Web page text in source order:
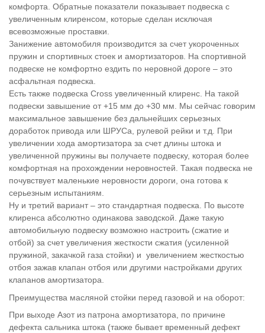
комфорта. Обратные показатели показывает подвеска с
увеличенным клиренсом, которые сделан исключая
всевозможные проставки.
Занижение автомобиля производится за счет укороченных
пружин и спортивных стоек и амортизаторов. На спортивной
подвеске не комфортно ездить по неровной дороге – это
асфальтная подвеска.
Есть также подвеска Cross увеличенный клиренс. На такой
подвески завышение от +15 мм до +30 мм. Мы сейчас говорим
максимальное завышение без дальнейших серьезных
доработок привода или ШРУСа, рулевой рейки и т.д. При
увеличении хода амортизатора за счет длины штока и
увеличенной пружины вы получаете подвеску, которая более
комфортная на прохождении неровностей. Такая подвеска не
почувствует маленькие неровности дороги, она готова к
серьезным испытаниям.
Ну и третий вариант – это стандартная подвеска. По высоте
клиренса абсолютно одинакова заводской. Даже такую
автомобильную подвеску возможно настроить (сжатие и
отбой) за счет увеличения жесткости сжатия (усиленной
пружиной, закачкой газа стойки) и увеличением жесткостью
отбоя зажав клапан отбоя или другими настройками других
клапанов амортизатора.
Преимущества масляной стойки перед газовой и на оборот:
При выходе Азот из патрона амортизатора, по причине
дефекта сальника штока (также бывает временный дефект